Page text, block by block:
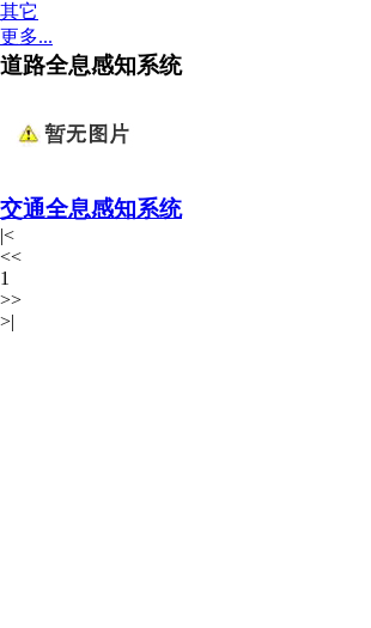
其它
更多...
道路全息感知系统
交通全息感知系统
|<
<<
1
>>
>|